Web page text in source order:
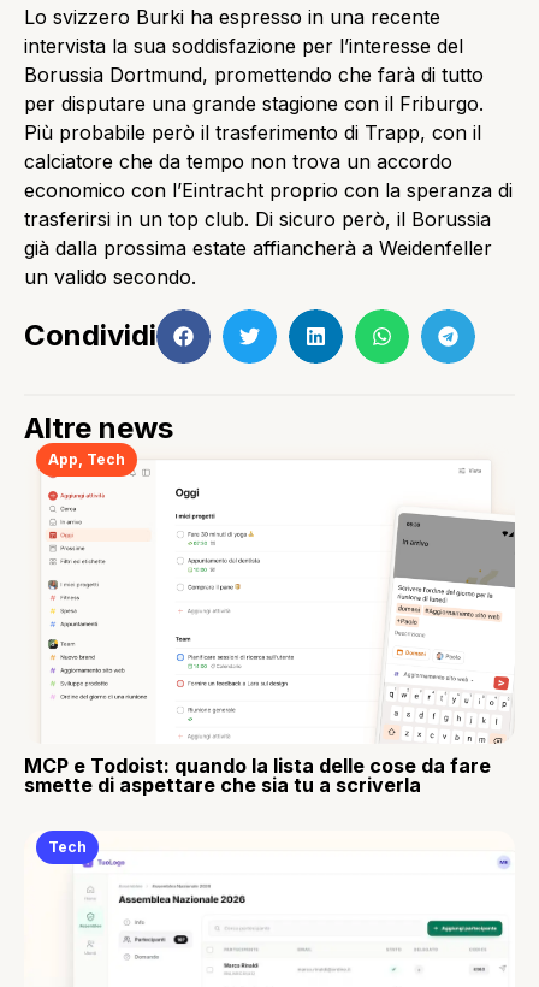
Lo svizzero Burki ha espresso in una recente
intervista la sua soddisfazione per l’interesse del
Borussia Dortmund, promettendo che farà di tutto
per disputare una grande stagione con il Friburgo.
Più probabile però il trasferimento di Trapp, con il
calciatore che da tempo non trova un accordo
economico con l’Eintracht proprio con la speranza di
trasferirsi in un top club. Di sicuro però, il Borussia
già dalla prossima estate affiancherà a Weidenfeller
un valido secondo.
Condividi
Altre news
App Tech
MCP e Todoist: quando la lista delle cose da fare
smette di aspettare che sia tu a scriverla
Tech